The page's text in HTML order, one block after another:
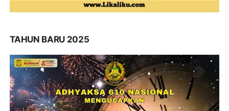
TAHUN BARU 2025